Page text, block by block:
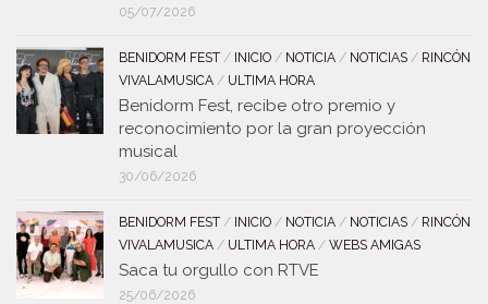
05/07/2026
BENIDORM FEST / INICIO / NOTICIA / NOTICIAS / RINCÓN
VIVALAMUSICA / ULTIMA HORA
Benidorm Fest, recibe otro premio y
reconocimiento por la gran proyección
musical
30/06/2026
BENIDORM FEST / INICIO / NOTICIA / NOTICIAS / RINCÓN
VIVALAMUSICA / ULTIMA HORA / WEBS AMIGAS
Saca tu orgullo con RTVE
25/06/2026